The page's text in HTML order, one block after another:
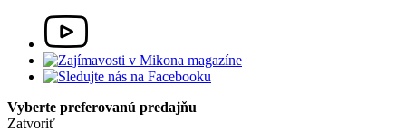
Vyberte preferovanú predajňu
Zatvoriť